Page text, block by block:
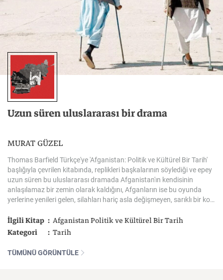
Uzunsürenuluslararasıbirdrama
MURAT GÜZEL
Thomas Barfield Türkçe'ye 'Afganistan: Politik ve Kültürel Bir Tarih'
başlığıyla çevrilen kitabında, replikleri başkalarının söylediği ve epey
uzun süren bu uluslararası dramada Afganistan'ın kendisinin
anlaşılamaz bir zemin olarak kaldığını, Afganların ise bu oyunda
yerlerine yenileri gelen, silahları hariç asla değişmeyen, sarıklı bir koro olarak role büründürüldüklerini söylüyor.
İlgili Kitap
Afganistan Politik ve Kültürel Bir Tarih
Kategori
Tarih
TÜMÜNÜ GÖRÜNTÜLE